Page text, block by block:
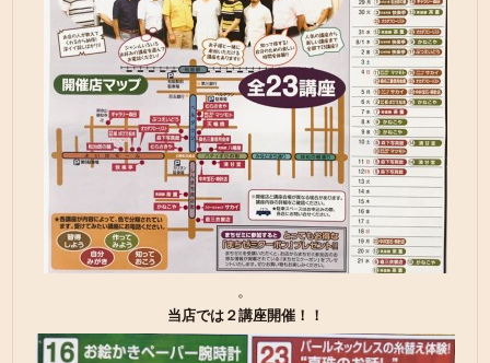
。
当店では２講座開催！！